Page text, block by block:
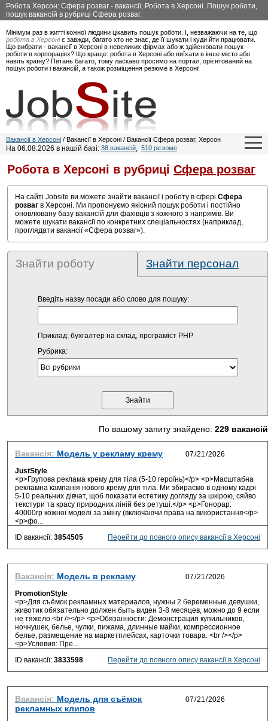
Робота Херсон: Сфера розваг - вакансії, Робота в Херсоні. Пошук роботи,
пошук вакансій в рубриці Сфера розваг.
Мінімум раз в житті кожної людини цікавить пошук роботи. І, незважаючи на те, що
робота в Херсоніє завжди, багато хто не знає, де її шукати і куди йти працювати.
Що вибрати - вакансії в Херсоні в невеликих фірмах або ж здійснювати пошук
роботи в корпораціях? Що краще: робота в Херсоні або виїхати в інше місто або
навіть країну? Питань багато, тому ласкаво просимо на портал, орієнтований на
пошук роботи і вакансій, а також розміщення резюме в Херсоні!
Вакансії в Херсоні / Вакансії в Херсоні / Вакансії Сфера розваг, Херсон
На 06.08.2026 в нашій базі: 38 вакансій, 510 резюме
Робота в Херсоні в рубриці Сфера розваг
На сайті Jobsite ви можете знайти вакансії і роботу в сфері Сфера
розваг в Херсоні. Ми пропонуємо якісний пошук роботи і постійно
оновлювану базу вакансій для фахівців з кожного з напрямів. Ви
можете шукати вакансії по конкретних спеціальностях (наприклад,
проглядати вакансії «Сфера розваг»).
Знайти роботу Знайти персонал
Введіть назву посади або слово для пошуку:
Приклад: бухгалтер на склад, програміст PHP
Рубрика:
По вашому запиту знайдено: 229 вакансій
Вакансія: Модель у рекламу крему
JustStyle
<p>Групова реклама крему для тіла (5-10 героїнь)</p> <p>Масштабна
рекламна кампанія нового крему для тіла. Ми збираємо в одному кадрі
5-10 реальних дівчат, щоб показати естетику догляду за шкірою, сяйво
текстури та красу природних ліній без ретуші.</p> <p>Гонорар:
40000гр кожної моделі за зміну (включаючи права на використання</p>
<p>фо...
ID вакансії: 3854505 Перейти до повного опису вакансії в Херсоні
Вакансія: Модель в рекламу
PromotionStyle
<p>Для съёмок рекламных материалов, нужны 2 беременные девушки,
животик обязательно должен быть виден 3-8 месяцев, можно до 9 если
не тяжело.<br /></p> <p>Обязанности: Демонстрация купильников,
ночнушек, белье, чулки, пижама, длинные майки, компрессионное
белье, размещение на маркетплейсах, карточки товара. <br /></p>
<p>Условия: Пре...
ID вакансії: 3833598 Перейти до повного опису вакансії в Херсоні
Вакансія: Модель для съёмок
рекламных клипов